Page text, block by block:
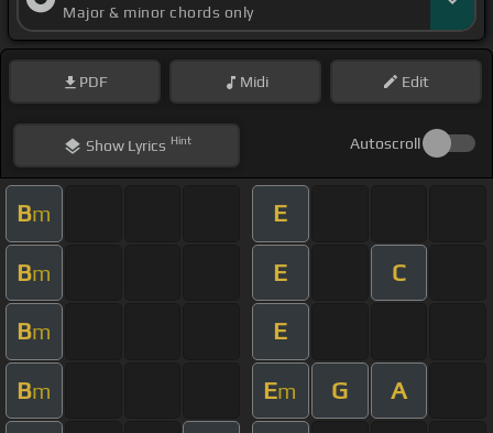
Major & minor chords only
PDF Midi Edit
ShowLyrics Hint Autoscroll
Bm E
Bm E C
Bm E
Bm Em G A